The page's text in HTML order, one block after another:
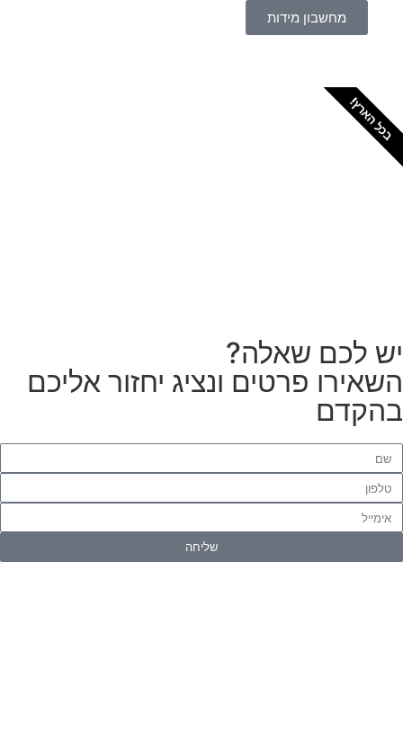
מחשבון מידות
הארץ!
לכם שאלה?
פרטים ונציג יחזור אליכם
שליחה